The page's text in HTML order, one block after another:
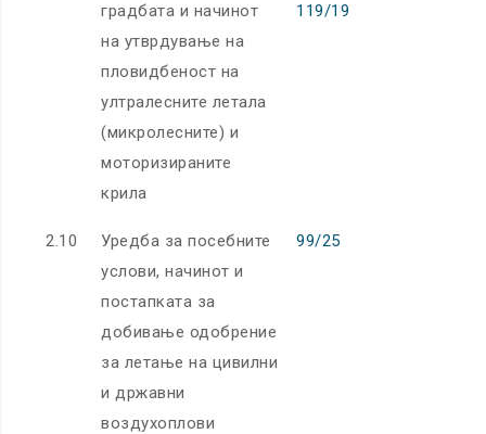
градбата и начинот
на утврдување на
пловидбеност на
ултралесните летала
(микролесните) и
моторизираните
крила
119/19
2.10
Уредба за посебните
услови, начинот и
постапката за
добивање одобрение
за летање на цивилни
и државни
воздухоплови
99/25